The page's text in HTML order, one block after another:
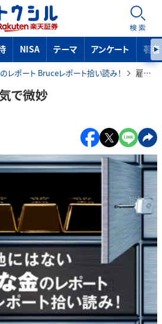
検索
NISA テーマ アンケート 著者
レポート Bruceレポート拾い読み！ 雇用統計は強気弱気で微妙
で微妙